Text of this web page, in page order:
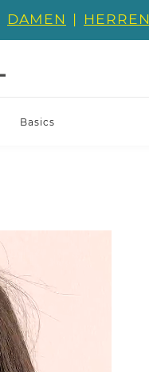
DAMEN | HERREN
Basics